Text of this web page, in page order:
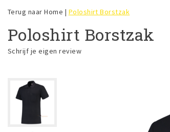
Terug naar Home | Poloshirt Borstzak
Poloshirt Borstzak
Schrijf je eigen review